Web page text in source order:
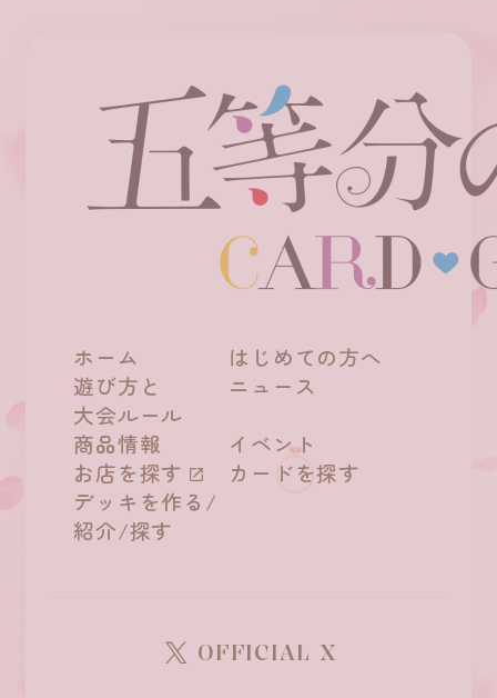
ホーム
はじめての方へ
遊び方と
大会ルール
ニュース
商品情報
イベント
お店を探す
カードを探す
デッキを作る/
紹介/探す
OFFICIAL X